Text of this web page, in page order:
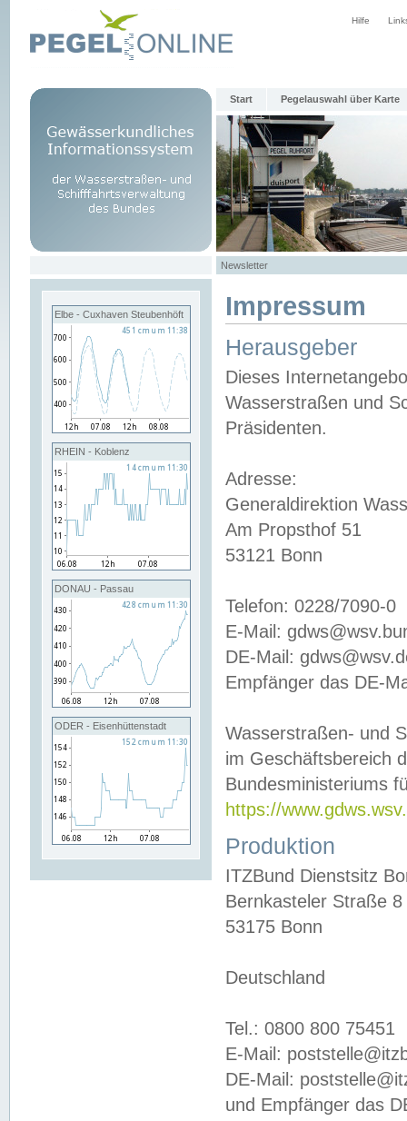
Hilfe
Start Pegelauswahl über Karte
Newsletter
Elbe - Cuxhaven Steubenhöft
RHEIN - Koblenz
DONAU - Passau
ODER - Eisenhüttenstadt
Impressum
Herausgeber
Dieses
Wasserstraßen und
Präsidenten.
Adresse:
Generaldirektion
Am Propsthof 51
53121 Bonn
Telefon: 0228/7090-0
E-Mail:
DE-Mail:
Empfänger das DE-
Wasserstraßen- und
im Geschäftsbereich
Bundesministeriums
https://
Produktion
ITZBund Dienstsitz
Bernkasteler Straße 8
53175 Bonn
Deutschland
Tel.: 0800 800 75451
E-Mail:
DE-Mail:
und Empfänger das